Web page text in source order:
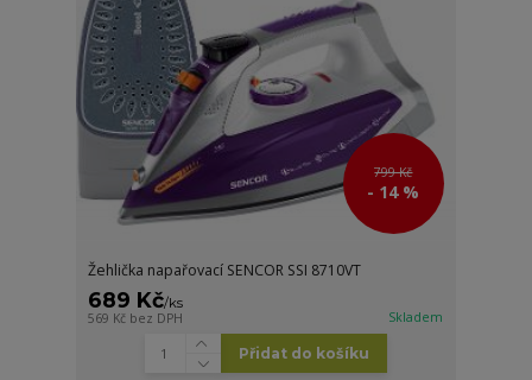
799 Kč
- 14 %
Žehlička napařovací SENCOR SSI 8710VT
689 Kč/ks
569 Kč bez DPH Skladem
Přidat do košíku